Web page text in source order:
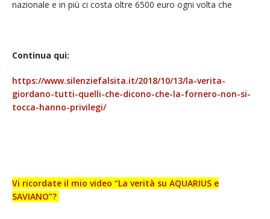
nazionale e in più ci costa oltre 6500 euro ogni volta che
Continua qui:
https://www.silenziefalsita.it/2018/10/13/la-verita-
giordano-tutti-quelli-che-dicono-che-la-fornero-non-si-
tocca-hanno-privilegi/
Vi ricordate il mio video “La verità su AQUARIUS e
SAVIANO”?